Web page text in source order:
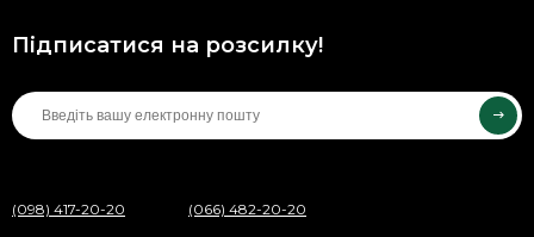
Підписатися на розсилку!
(098) 417-20-20 (066) 482-20-20